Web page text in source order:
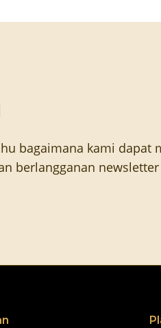
bagaimana kami dapat
berlangganan